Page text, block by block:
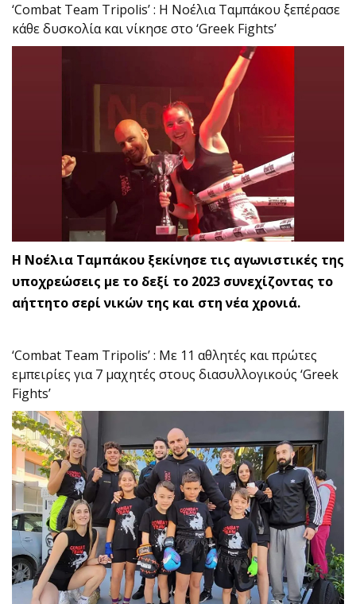
‘Combat Team Tripolis’ : Η Νοέλια Ταμπάκου ξεπέρασε
κάθε δυσκολία και νίκησε στο ‘Greek Fights’
Η Νοέλια Ταμπάκου ξεκίνησε τις αγωνιστικές της
υποχρεώσεις με το δεξί το 2023 συνεχίζοντας το
αήττητο σερί νικών της και στη νέα χρονιά.
‘Combat Team Tripolis’ : Με 11 αθλητές και πρώτες
εμπειρίες για 7 μαχητές στους διασυλλογικούς ‘Greek
Fights’